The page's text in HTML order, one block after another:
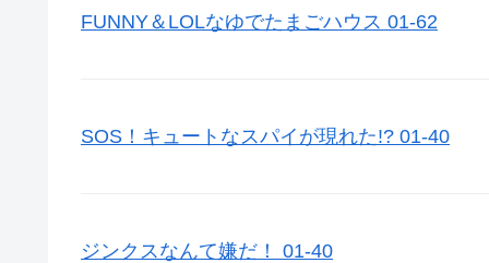
FUNNY＆LOLなゆでたまごハウス 01-62
SOS！キュートなスパイが現れた!? 01-40
ジンクスなんて嫌だ！ 01-40